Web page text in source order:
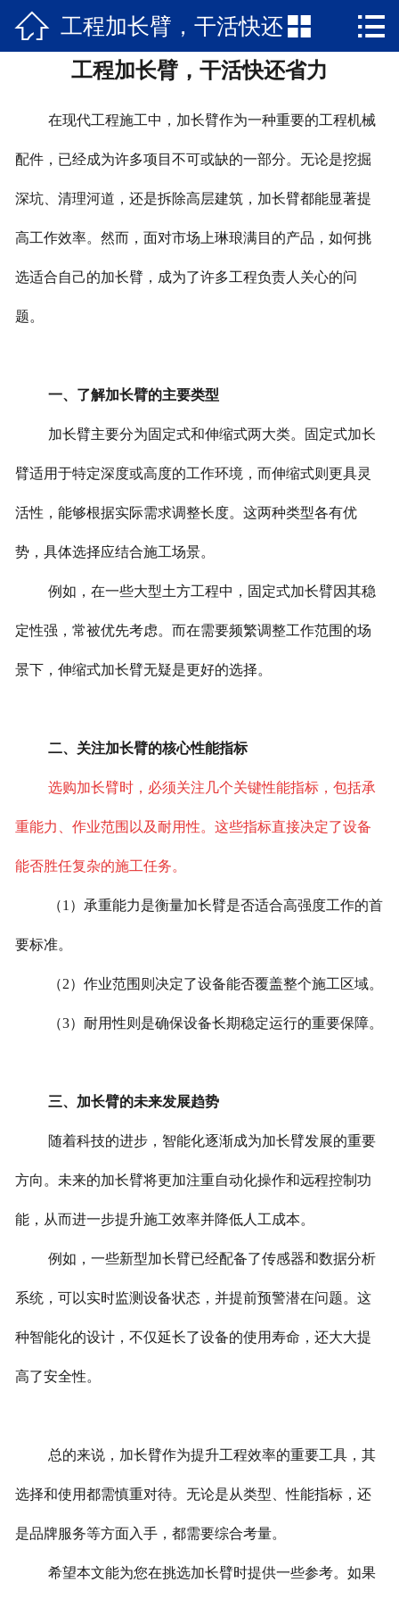
 网站首页
关于我们
新闻资讯
产品中心
公司文化
在线留言
 工程加长臂，干活快还
省力
 
工程加长臂，干活快还省力
在现代工程施工中，加长臂作为一种重要的工程机械
配件，已经成为许多项目不可或缺的一部分。无论是挖掘
深坑、清理河道，还是拆除高层建筑，加长臂都能显著提
高工作效率。然而，面对市场上琳琅满目的产品，如何挑
选适合自己的加长臂，成为了许多工程负责人关心的问
题。
一、了解加长臂的主要类型
加长臂主要分为固定式和伸缩式两大类。固定式加长
臂适用于特定深度或高度的工作环境，而伸缩式则更具灵
活性，能够根据实际需求调整长度。这两种类型各有优
势，具体选择应结合施工场景。
例如，在一些大型土方工程中，固定式加长臂因其稳
定性强，常被优先考虑。而在需要频繁调整工作范围的场
景下，伸缩式加长臂无疑是更好的选择。
二、关注加长臂的核心性能指标
选购加长臂时，必须关注几个关键性能指标，包括承
重能力、作业范围以及耐用性。这些指标直接决定了设备
能否胜任复杂的施工任务。
（1）承重能力是衡量加长臂是否适合高强度工作的首
要标准。
（2）作业范围则决定了设备能否覆盖整个施工区域。
（3）耐用性则是确保设备长期稳定运行的重要保障。
三、加长臂的未来发展趋势
随着科技的进步，智能化逐渐成为加长臂发展的重要
方向。未来的加长臂将更加注重自动化操作和远程控制功
能，从而进一步提升施工效率并降低人工成本。
例如，一些新型加长臂已经配备了传感器和数据分析
系统，可以实时监测设备状态，并提前预警潜在问题。这
种智能化的设计，不仅延长了设备的使用寿命，还大大提
高了安全性。
总的来说，加长臂作为提升工程效率的重要工具，其
选择和使用都需慎重对待。无论是从类型、性能指标，还
是品牌服务等方面入手，都需要综合考量。
希望本文能为您在挑选加长臂时提供一些参考。如果